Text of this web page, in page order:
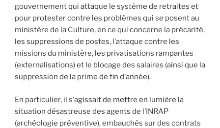
gouvernement qui attaque le système de retraites et
pour protester contre les problèmes qui se posent au
ministère de la Culture, en ce qui concerne la précarité,
les suppressions de postes, l’attaque contre les
missions du ministère, les privatisations rampantes
(externalisations) et le blocage des salaires (ainsi que la
suppression de la prime de fin d’année).
En particulier, il s’agissait de mettre en lumière la
situation désastreuse des agents de l’INRAP
(archéologie préventive), embauchés sur des contrats